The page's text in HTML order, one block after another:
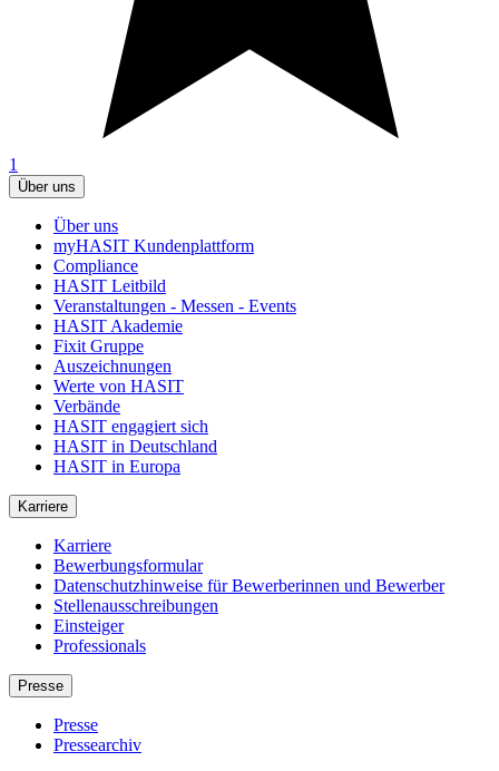
1
Über uns
Über uns
myHASIT Kundenplattform
Compliance
HASIT Leitbild
Veranstaltungen - Messen - Events
HASIT Akademie
Fixit Gruppe
Auszeichnungen
Werte von HASIT
Verbände
HASIT engagiert sich
HASIT in Deutschland
HASIT in Europa
Karriere
Karriere
Bewerbungsformular
Datenschutzhinweise für Bewerberinnen und Bewerber
Stellenausschreibungen
Einsteiger
Professionals
Presse
Presse
Pressearchiv